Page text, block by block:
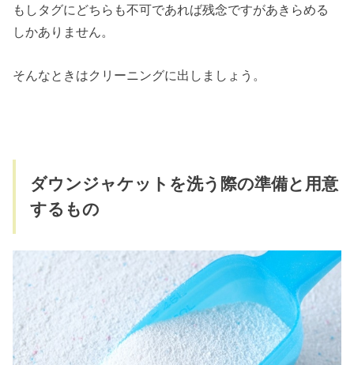
もしタグにどちらも不可であれば残念ですがあきらめる
しかありません。
そんなときはクリーニングに出しましょう。
ダウンジャケットを洗う際の準備と用意
するもの